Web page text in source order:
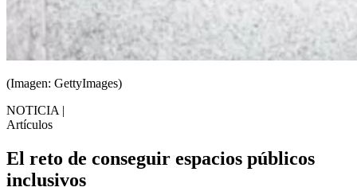
(Imagen: GettyImages)
NOTICIA |
Artículos
El reto de conseguir espacios públicos
inclusivos